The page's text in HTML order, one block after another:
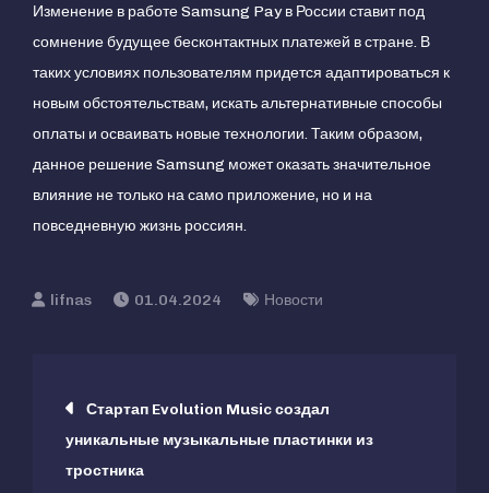
Изменение в работе Samsung Pay в России ставит под
сомнение будущее бесконтактных платежей в стране. В
таких условиях пользователям придется адаптироваться к
новым обстоятельствам, искать альтернативные способы
оплаты и осваивать новые технологии. Таким образом,
данное решение Samsung может оказать значительное
влияние не только на само приложение, но и на
повседневную жизнь россиян.
01.04.2024 Новости
Навигация
по
Стартап Evolution Music создал
уникальные музыкальные пластинки из
тростника